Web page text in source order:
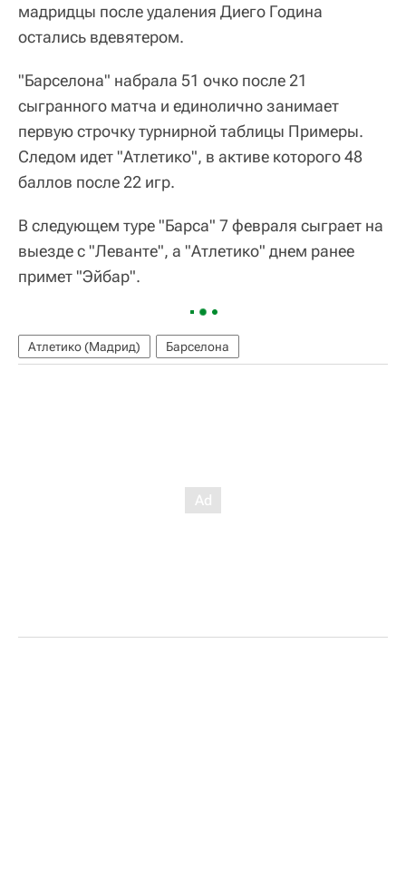
мадридцы после удаления Диего Година
остались вдевятером.
"Барселона" набрала 51 очко после 21
сыгранного матча и единолично занимает
первую строчку турнирной таблицы Примеры.
Следом идет "Атлетико", в активе которого 48
баллов после 22 игр.
В следующем туре "Барса" 7 февраля сыграет на
выезде с "Леванте", а "Атлетико" днем ранее
примет "Эйбар".
Атлетико (Мадрид) Барселона